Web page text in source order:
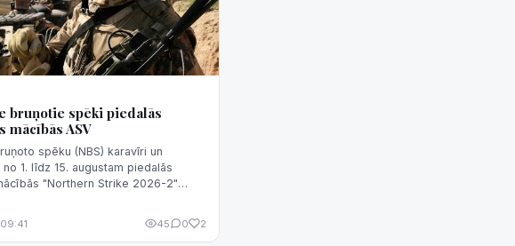
bruņotie spēki piedalās
mācībās ASV
spēku (NBS) karavīri un
1. līdz 15. augustam piedalās
"Northern Strike 2026-2"
45 0 2